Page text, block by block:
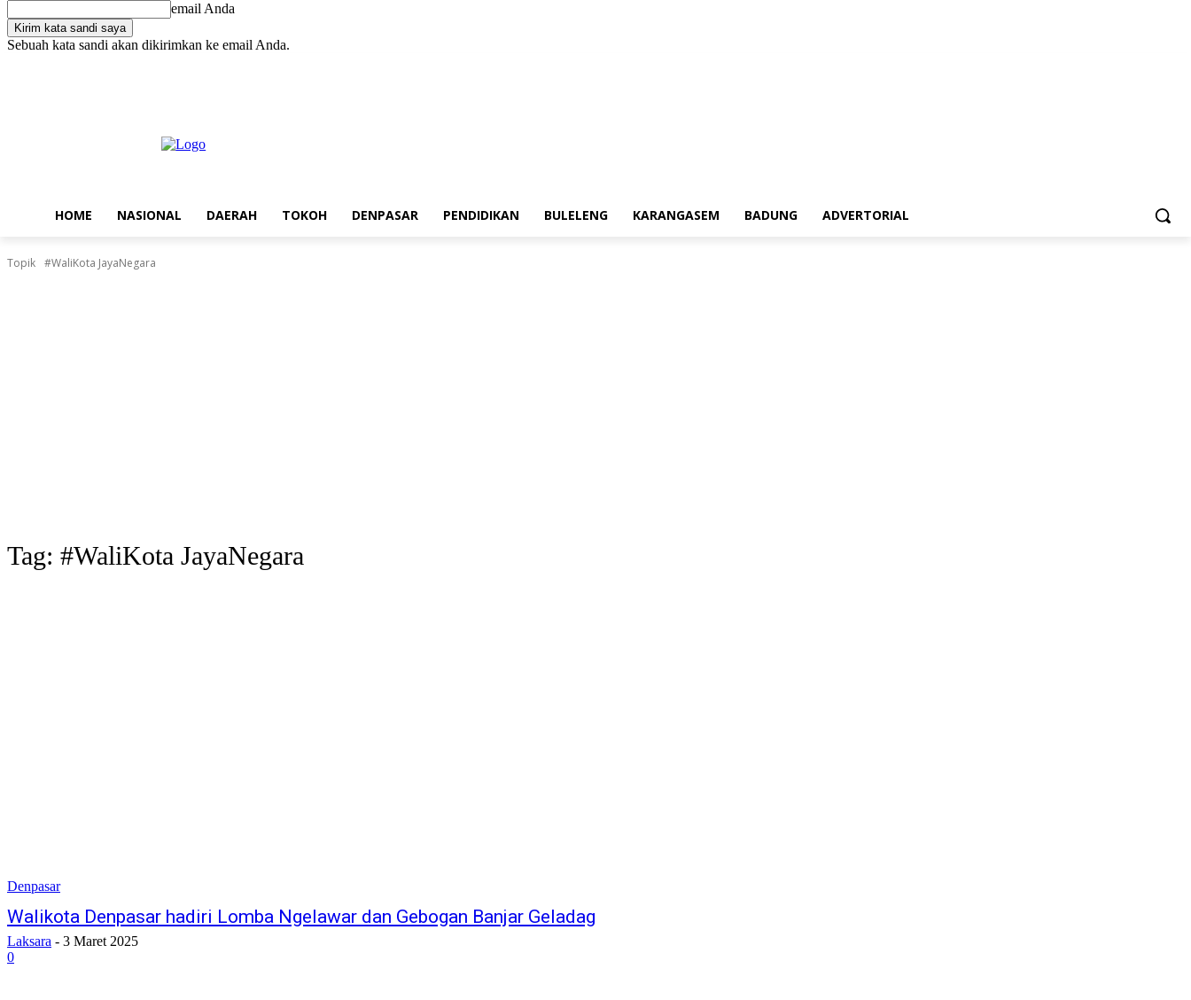
email Anda
Sebuah kata sandi akan dikirimkan ke email Anda.
HOME NASIONAL DAERAH TOKOH DENPASAR PENDIDIKAN BULELENG KARANGASEM BADUNG ADVERTORIAL
Topik #WaliKota JayaNegara
Tag: #WaliKota JayaNegara
Denpasar
Walikota Denpasar hadiri Lomba Ngelawar dan Gebogan Banjar Geladag
Laksara - 3 Maret 2025
0